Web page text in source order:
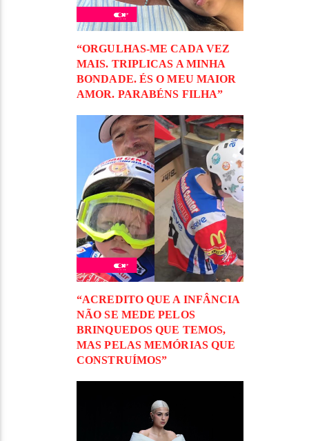
“ORGULHAS-ME CADA VEZ
MAIS. TRIPLICAS A MINHA
BONDADE. ÉS O MEU MAIOR
AMOR. PARABÉNS FILHA”
“ACREDITO QUE A INFÂNCIA
NÃO SE MEDE PELOS
BRINQUEDOS QUE TEMOS,
MAS PELAS MEMÓRIAS QUE
CONSTRUÍMOS”